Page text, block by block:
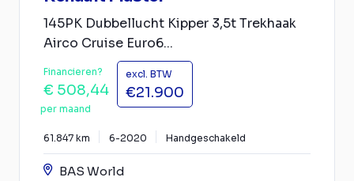
145PK Dubbellucht Kipper 3,5t Trekhaak
Airco Cruise Euro6...
Financieren?
€ 508,44
per maand
excl. BTW
€21.900
61.847 km 6-2020 Handgeschakeld
BAS World